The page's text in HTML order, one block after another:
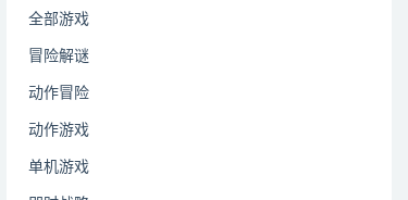
全部游戏
冒险解谜
动作冒险
动作游戏
单机游戏